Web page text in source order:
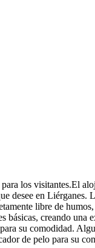
los visitantes.El
desee en
libre de
básicas, creando
su comodidad.
de pelo para